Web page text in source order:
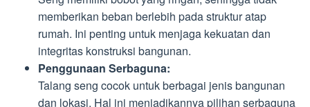
memberikan beban berlebih pada struktur atap
rumah. Ini penting untuk menjaga kekuatan dan
integritas konstruksi bangunan.
Penggunaan Serbaguna:
Talang seng cocok untuk berbagai jenis bangunan
dan lokasi. Hal ini menjadikannya pilihan serbaguna